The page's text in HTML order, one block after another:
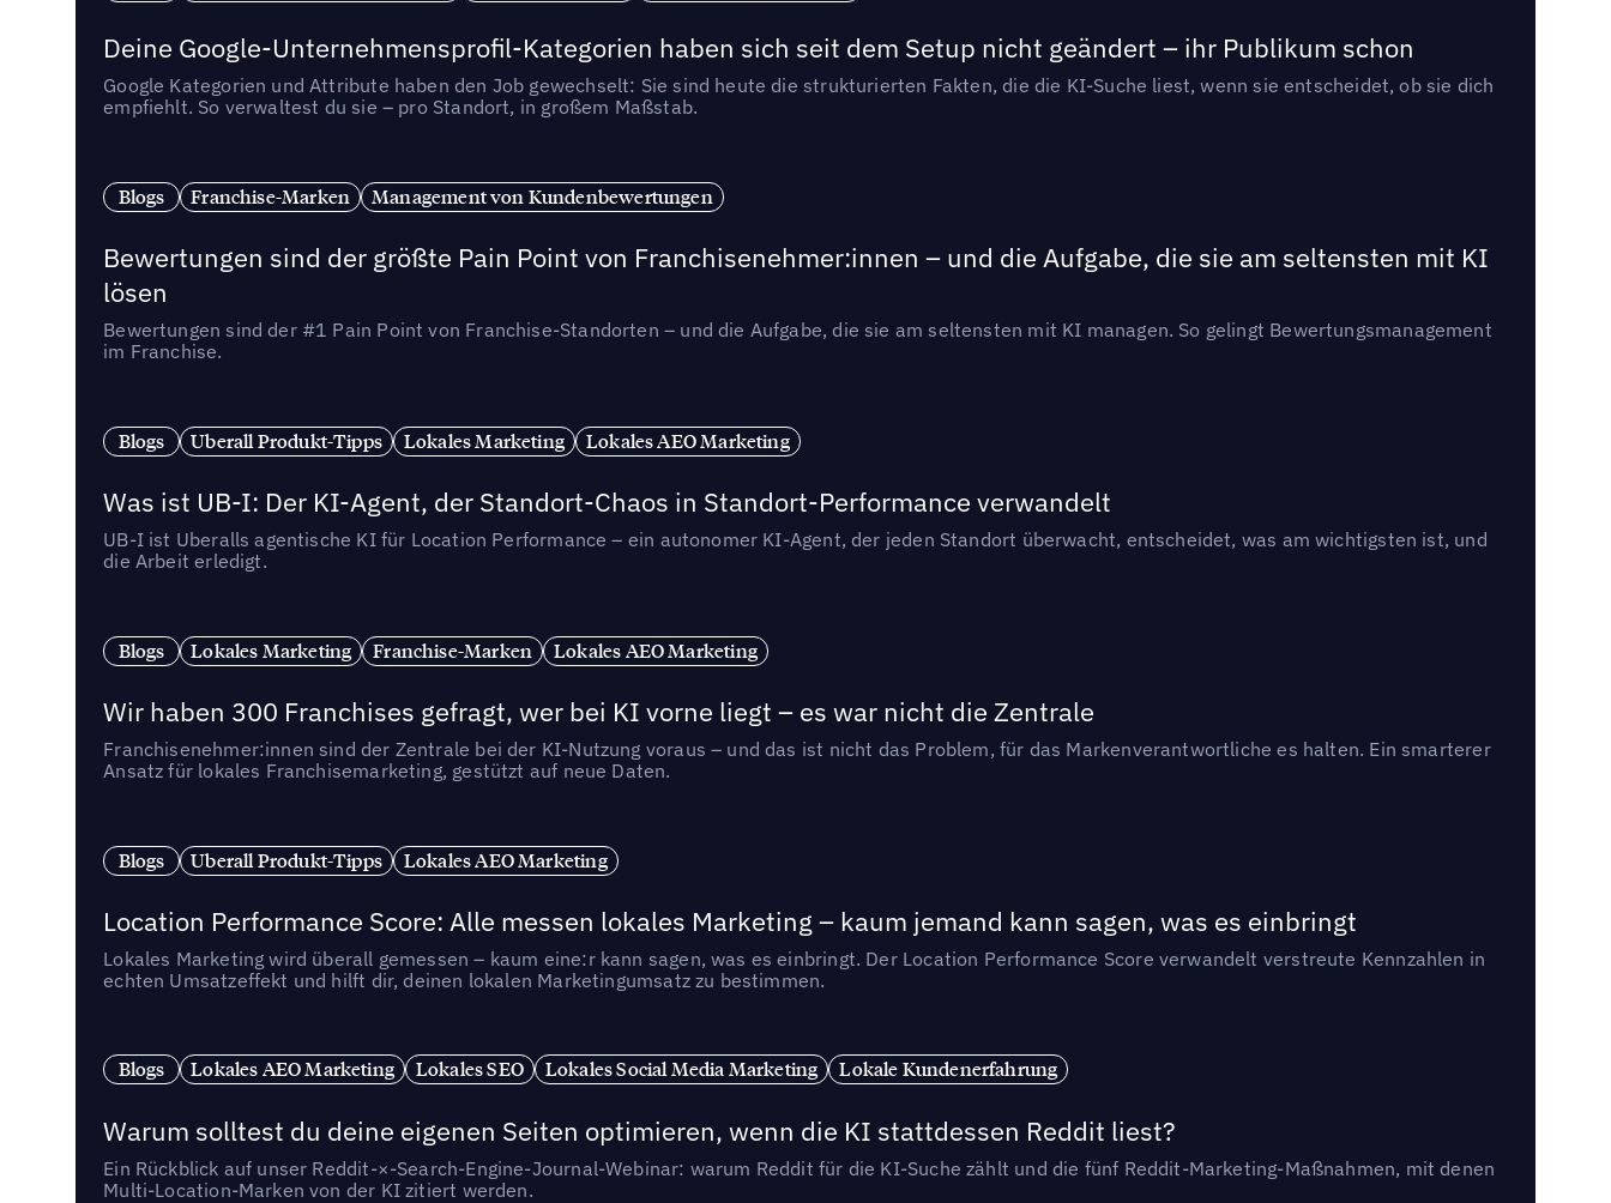
Deine Google-Unternehmensprofil-Kategorien haben sich seit dem Setup nicht geändert – ihr Publikum schon
Google Kategorien und Attribute haben den Job gewechselt: Sie sind heute die strukturierten Fakten, die die KI-Suche liest, wenn sie entscheidet, ob sie dich
empfiehlt. So verwaltest du sie – pro Standort, in großem Maßstab.
Blogs Franchise-Marken Management von Kundenbewertungen
Bewertungen sind der größte Pain Point von Franchisenehmer:innen – und die Aufgabe, die sie am seltensten mit KI
lösen
Bewertungen sind der #1 Pain Point von Franchise-Standorten – und die Aufgabe, die sie am seltensten mit KI managen. So gelingt Bewertungsmanagement
im Franchise.
Blogs Uberall Produkt-Tipps Lokales Marketing Lokales AEO Marketing
Was ist UB-I: Der KI-Agent, der Standort-Chaos in Standort-Performance verwandelt
UB-I ist Uberalls agentische KI für Location Performance – ein autonomer KI-Agent, der jeden Standort überwacht, entscheidet, was am wichtigsten ist, und
die Arbeit erledigt.
Blogs Lokales Marketing Franchise-Marken Lokales AEO Marketing
Wir haben 300 Franchises gefragt, wer bei KI vorne liegt – es war nicht die Zentrale
Franchisenehmer:innen sind der Zentrale bei der KI-Nutzung voraus – und das ist nicht das Problem, für das Markenverantwortliche es halten. Ein smarterer
Ansatz für lokales Franchisemarketing, gestützt auf neue Daten.
Blogs Uberall Produkt-Tipps Lokales AEO Marketing
Location Performance Score: Alle messen lokales Marketing – kaum jemand kann sagen, was es einbringt
Lokales Marketing wird überall gemessen – kaum eine:r kann sagen, was es einbringt. Der Location Performance Score verwandelt verstreute Kennzahlen in
echten Umsatzeffekt und hilft dir, deinen lokalen Marketingumsatz zu bestimmen.
Blogs Lokales AEO Marketing Lokales SEO Lokales Social Media Marketing Lokale Kundenerfahrung
Warum solltest du deine eigenen Seiten optimieren, wenn die KI stattdessen Reddit liest?
Ein Rückblick auf unser Reddit-×-Search-Engine-Journal-Webinar: warum Reddit für die KI-Suche zählt und die fünf Reddit-Marketing-Maßnahmen, mit denen
Multi-Location-Marken von der KI zitiert werden.